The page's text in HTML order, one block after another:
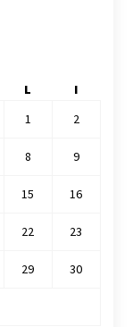
L
I
1
2
8 9
15 16
22 23
29 30